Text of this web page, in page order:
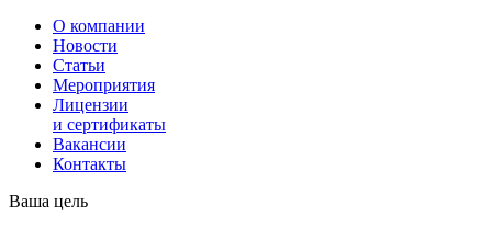
О компании
Новости
Статьи
Мероприятия
Лицензии
и сертификаты
Вакансии
Контакты
Ваша цель